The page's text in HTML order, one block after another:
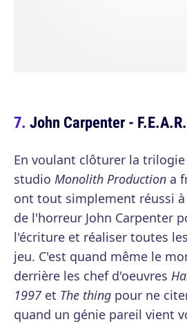
John Carpenter -
En voulant clôturer la
studio Monolith Production a
ont tout simplement réussi
de l'horreur John Carpenter
l'écriture et réaliser toutes
jeu. C'est quand même le
derrière les chef d'oeuvres
1997 et The thing pour ne
quand un génie pareil vient